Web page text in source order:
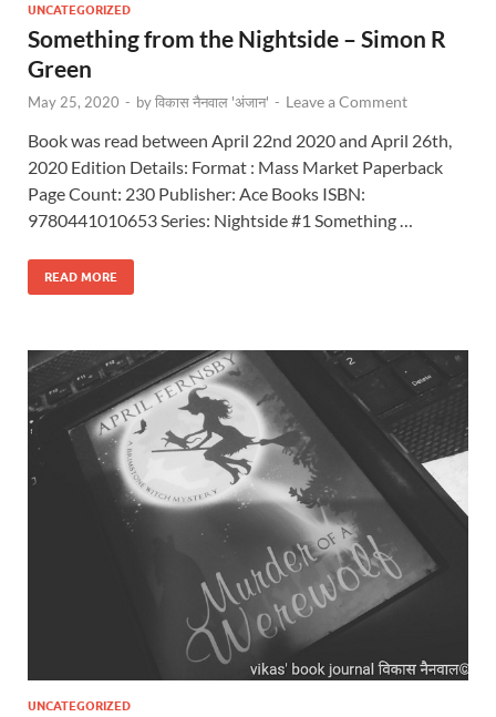
UNCATEGORIZED
Something from the Nightside – Simon R
Green
May 25, 2020 - byविकास नैनवाल 'अंजान' - Leave a Comment
Book was read between April 22nd 2020 and April 26th,
2020 Edition Details: Format : Mass Market Paperback
Page Count: 230 Publisher: Ace Books ISBN:
9780441010653 Series: Nightside #1 Something …
READ MORE
UNCATEGORIZED